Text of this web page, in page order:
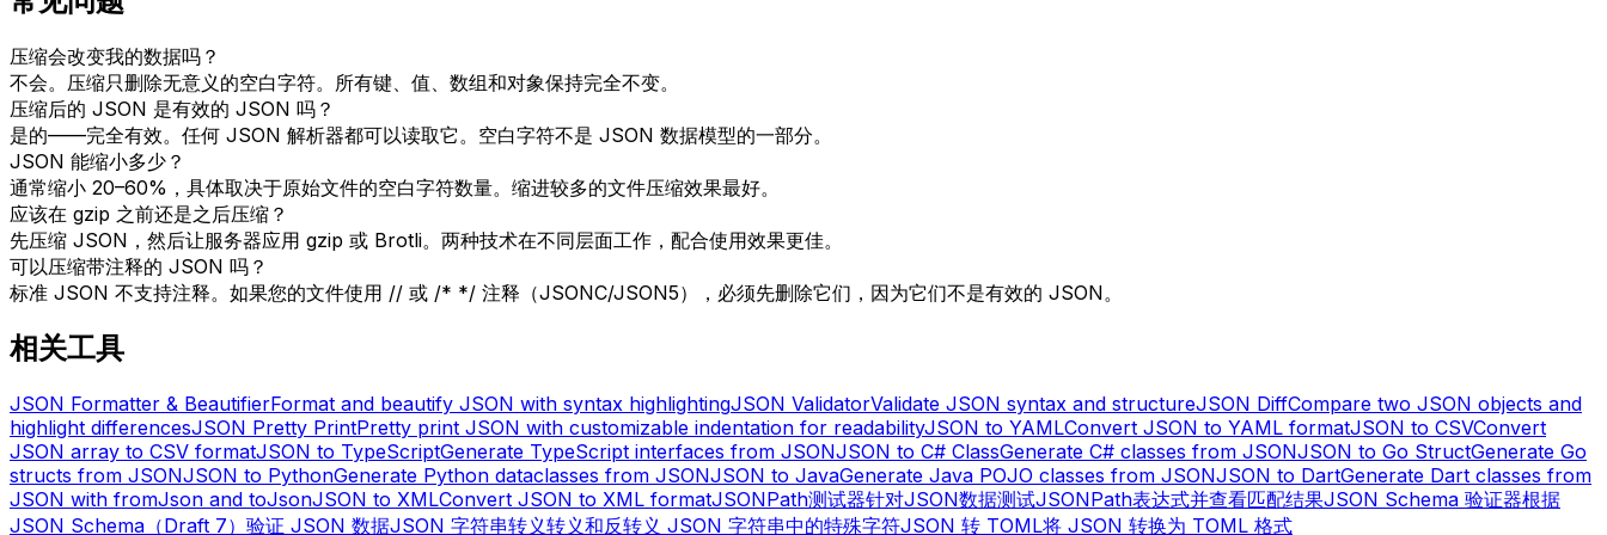
压缩会改变我的数据吗？
不会。压缩只删除无意义的空白字符。所有键、值、数组和对象保持完全不变。
压缩后的 JSON 是有效的 JSON 吗？
是的——完全有效。任何 JSON 解析器都可以读取它。空白字符不是 JSON 数据模型的一部分。
JSON 能缩小多少？
通常缩小 20–60%，具体取决于原始文件的空白字符数量。缩进较多的文件压缩效果最好。
应该在 gzip 之前还是之后压缩？
先压缩 JSON，然后让服务器应用 gzip 或 Brotli。两种技术在不同层面工作，配合使用效果更佳。
可以压缩带注释的 JSON 吗？
标准 JSON 不支持注释。如果您的文件使用 // 或 /* */ 注释（JSONC/JSON5），必须先删除它们，因为它们不是有效的 JSON。
相关工具
JSON Formatter & BeautifierFormat and beautify JSON with syntax highlightingJSON ValidatorValidate JSON syntax and structureJSON DiffCompare two JSON objects and
highlight differencesJSON Pretty PrintPretty print JSON with customizable indentation for readabilityJSON to YAMLConvert JSON to YAML formatJSON to CSVConvert
JSON array to CSV formatJSON to TypeScriptGenerate TypeScript interfaces from JSONJSON to C# ClassGenerate C# classes from JSONJSON to Go StructGenerate Go
structs from JSONJSON to PythonGenerate Python dataclasses from JSONJSON to JavaGenerate Java POJO classes from JSONJSON to DartGenerate Dart classes from
JSON with fromJson and toJsonJSON to XMLConvert JSON to XML formatJSONPath测试器针对JSON数据测试JSONPath表达式并查看匹配结果JSON Schema 验证器根据
JSON Schema（Draft 7）验证 JSON 数据JSON 字符串转义转义和反转义 JSON 字符串中的特殊字符JSON 转 TOML将 JSON 转换为 TOML 格式